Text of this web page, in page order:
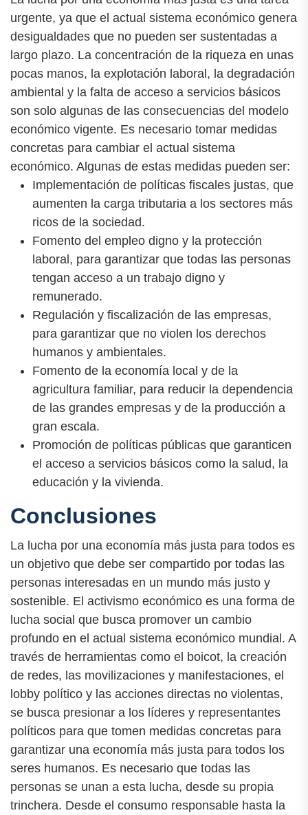
urgente, ya que el actual sistema económico genera
desigualdades que no pueden ser sustentadas a
largo plazo. La concentración de la riqueza en unas
pocas manos, la explotación laboral, la degradación
ambiental y la falta de acceso a servicios básicos
son solo algunas de las consecuencias del modelo
económico vigente. Es necesario tomar medidas
concretas para cambiar el actual sistema
económico. Algunas de estas medidas pueden ser:
Implementación de políticas fiscales justas, que
aumenten la carga tributaria a los sectores más
ricos de la sociedad.
Fomento del empleo digno y la protección
laboral, para garantizar que todas las personas
tengan acceso a un trabajo digno y
remunerado.
Regulación y fiscalización de las empresas,
para garantizar que no violen los derechos
humanos y ambientales.
Fomento de la economía local y de la
agricultura familiar, para reducir la dependencia
de las grandes empresas y de la producción a
gran escala.
Promoción de políticas públicas que garanticen
el acceso a servicios básicos como la salud, la
educación y la vivienda.
Conclusiones
La lucha por una economía más justa para todos es
un objetivo que debe ser compartido por todas las
personas interesadas en un mundo más justo y
sostenible. El activismo económico es una forma de
lucha social que busca promover un cambio
profundo en el actual sistema económico mundial. A
través de herramientas como el boicot, la creación
de redes, las movilizaciones y manifestaciones, el
lobby político y las acciones directas no violentas,
se busca presionar a los líderes y representantes
políticos para que tomen medidas concretas para
garantizar una economía más justa para todos los
seres humanos. Es necesario que todas las
personas se unan a esta lucha, desde su propia
trinchera. Desde el consumo responsable hasta la